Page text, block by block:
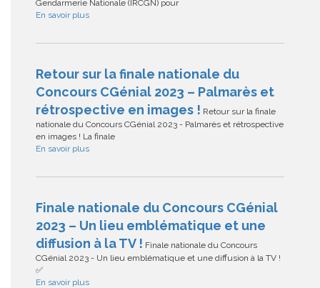
Gendarmerie Nationale (IRCGN) pour
En savoir plus
Retour sur la finale nationale du
Concours CGénial 2023 – Palmarès et
rétrospective en images ! Retour sur la finale
nationale du Concours CGénial 2023 - Palmarès et rétrospective
en images ! La finale
En savoir plus
Finale nationale du Concours CGénial
2023 – Un lieu emblématique et une
diffusion à la TV ! Finale nationale du Concours
CGénial 2023 - Un lieu emblématique et une diffusion à la TV !
✅
En savoir plus